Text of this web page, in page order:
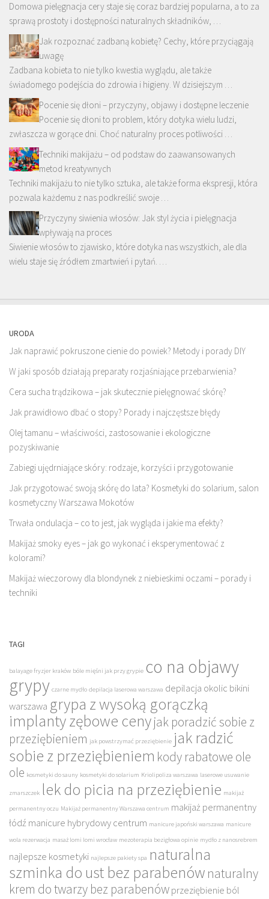
Domowa pielęgnacja cery staje się coraz bardziej popularna, a to za
sprawą prostoty i dostępności naturalnych składników, …
Jak rozpoznać zadbaną kobietę? Cechy, które przyciągają
uwagę
Zadbana kobieta to nie tylko kwestia wyglądu, ale także
świadomego podejścia do zdrowia i higieny. W dzisiejszym …
Pocenie się dłoni – przyczyny, objawy i dostępne leczenie
Pocenie się dłoni to problem, który dotyka wielu ludzi,
zwłaszcza w gorące dni. Choć naturalny proces potliwości …
Techniki makijażu – od podstaw do zaawansowanych
metod kreatywnych
Techniki makijażu to nie tylko sztuka, ale także forma ekspresji, która
pozwala każdemu z nas podkreślić swoje …
Przyczyny siwienia włosów: Jak styl życia i pielęgnacja
wpływają na proces
Siwienie włosów to zjawisko, które dotyka nas wszystkich, ale dla
wielu staje się źródłem zmartwień i pytań. …
URODA
Jak naprawić pokruszone cienie do powiek? Metody i porady DIY
W jaki sposób działają preparaty rozjaśniające przebarwienia?
Cera sucha trądzikowa – jak skutecznie pielęgnować skórę?
Jak prawidłowo dbać o stopy? Porady i najczęstsze błędy
Olej tamanu – właściwości, zastosowanie i ekologiczne
pozyskiwanie
Zabiegi ujędrniające skóry: rodzaje, korzyści i przygotowanie
Jak przygotować swoją skórę do lata? Kosmetyki do solarium, salon
kosmetyczny Warszawa Mokotów
Trwała ondulacja – co to jest, jak wygląda i jakie ma efekty?
Makijaż smoky eyes – jak go wykonać i eksperymentować z
kolorami?
Makijaż wieczorowy dla blondynek z niebieskimi oczami – porady i
techniki
TAGI
balayage fryzjer kraków bóle mięśni jak przy grypie co na objawy
grypy czarne mydło depilacja laserowa warszawa depilacja okolic bikini
warszawa grypa z wysoką gorączką
implanty zębowe cenyjak poradzić sobie z
przeziębieniem jak powstrzymać przeziębienie jak radzić
sobie z przeziębieniem kody rabatowe ole
ole kosmetyki do sauny kosmetyki do solarium Kriolipoliza warszawa laserowe usuwanie
zmarszczek lek do picia na przeziębienie makijaż
permanentny oczu Makijaż permanentny Warszawa centrum makijaż permanentny
łódź manicure hybrydowy centrum manicure japoński warszawa manicure
wola rezerwacja masaż lomi lomi wrocław mezoterapia bezigłowa opinie mydło z nanosrebrem
najlepsze kosmetyki najlepsze pakiety spa naturalna
szminka do ust bez parabenów naturalny
krem do twarzy bez parabenówprzeziębienie ból